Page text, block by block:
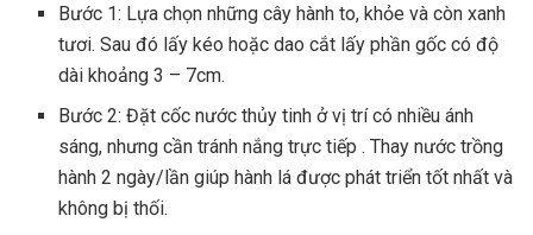
Bước 1: Lựa chọn những cây hành to, khỏe và còn xanh
tươi. Sau đó lấy kéo hoặc dao cắt lấy phần gốc có độ
dài khoảng 3 – 7cm.
Bước 2: Đặt cốc nước thủy tinh ở vị trí có nhiều ánh
sáng, nhưng cần tránh nắng trực tiếp . Thay nước trồng
hành 2 ngày/lần giúp hành lá được phát triển tốt nhất và
không bị thối.